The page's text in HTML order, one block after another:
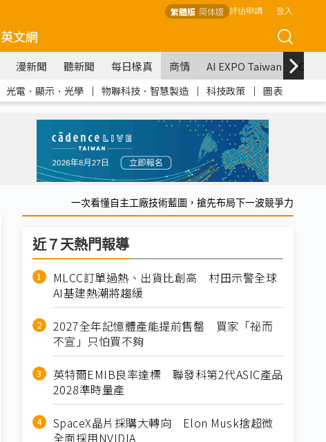
繁體版 简体版 評估申請 登入
英文網
漫新聞 聽新聞 每日椽真 商情 AI EXPO Taiwan
光電．顯示．光學 ｜ 物聯科技．智慧製造 ｜ 科技政策 ｜ 圖表
一次看懂自主工廠技術藍圖，搶先布局下一波競爭力
近７天熱門報導
MLCC訂單過熱、出貨比創高 村田示警全球
AI基建熱潮將趨緩
2027全年記憶體產能提前售罄 買家「祕而
不宣」只怕買不夠
英特爾EMIB良率達標 聯發科第2代ASIC產品
2028準時量產
SpaceX晶片採購大轉向 Elon Musk捨超微
全面採用NVIDIA